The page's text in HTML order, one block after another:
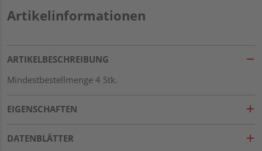
Artikelinformationen
ARTIKELBESCHREIBUNG
Mindestbestellmenge 4 Stk.
EIGENSCHAFTEN
DATENBLÄTTER